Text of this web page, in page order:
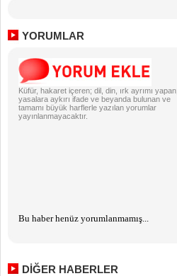
YORUMLAR
Küfür, hakaret içeren; dil, din, ırk ayrımı yapan;
yasalara aykırı ifade ve beyanda bulunan ve
tamamı büyük harflerle yazılan yorumlar
yayınlanmayacaktır.
Bu haber henüz yorumlanmamış...
DİĞER HABERLER